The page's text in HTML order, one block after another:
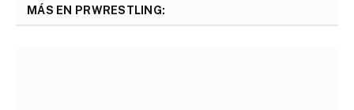
MÁS EN PRWRESTLING: